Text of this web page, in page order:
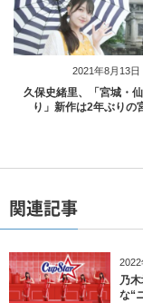
2021年8月13日
久保史緒里、「宮城・
り」新作は2年ぶりの
関連記事
2022
乃
な“